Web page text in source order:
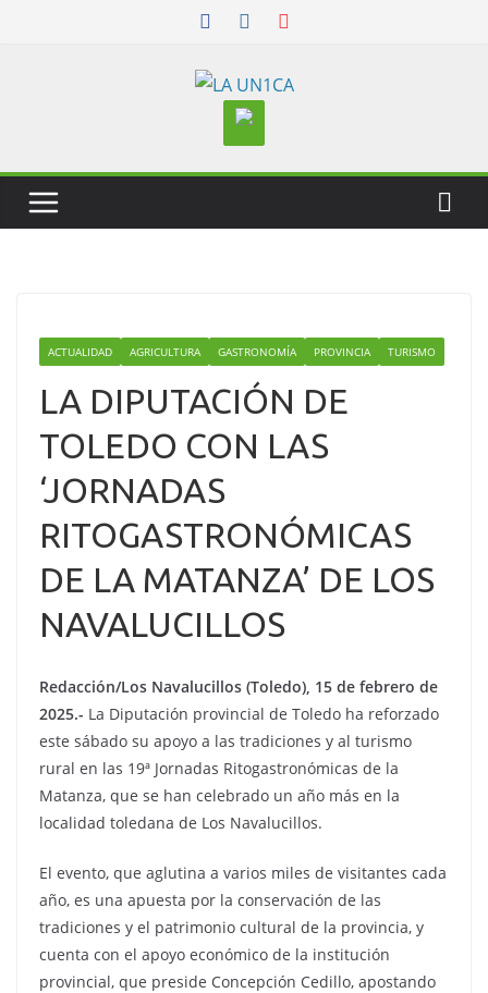
ACTUALIDAD AGRICULTURA GASTRONOMÍA PROVINCIA TURISMO
LA DIPUTACIÓN DE
TOLEDO CON LAS
‘JORNADAS
RITOGASTRONÓMICAS
DE LA MATANZA’ DE LOS
NAVALUCILLOS
Redacción/Los Navalucillos (Toledo), 15 de febrero de
2025.- La Diputación provincial de Toledo ha reforzado
este sábado su apoyo a las tradiciones y al turismo
rural en las 19ª Jornadas Ritogastronómicas de la
Matanza, que se han celebrado un año más en la
localidad toledana de Los Navalucillos.
El evento, que aglutina a varios miles de visitantes cada
año, es una apuesta por la conservación de las
tradiciones y el patrimonio cultural de la provincia, y
cuenta con el apoyo económico de la institución
provincial, que preside Concepción Cedillo, apostando